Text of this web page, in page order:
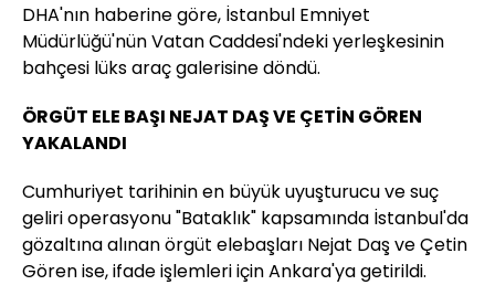
DHA'nın haberine göre, İstanbul Emniyet
Müdürlüğü'nün Vatan Caddesi'ndeki yerleşkesinin
bahçesi lüks araç galerisine döndü.
ÖRGÜT ELE BAŞI NEJAT DAŞ VE ÇETİN GÖREN
YAKALANDI
Cumhuriyet tarihinin en büyük uyuşturucu ve suç
geliri operasyonu "Bataklık" kapsamında İstanbul'da
gözaltına alınan örgüt elebaşları Nejat Daş ve Çetin
Gören ise, ifade işlemleri için Ankara'ya getirildi.